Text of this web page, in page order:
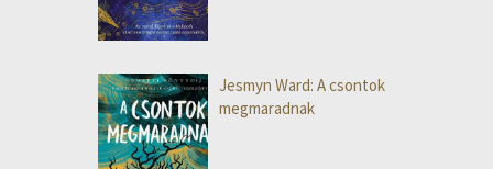
Jesmyn Ward: A csontok
megmaradnak